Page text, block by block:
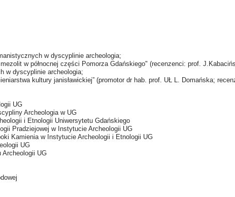
w dyscyplinie archeologia;
w północnej części Pomorza Gdańskiego" (recenzenci: prof.
w dyscyplinie archeologia;
kultury janisławickiej” (promotor dr hab. prof. UŁ L. Domańska;
UG
Archeologia w UG
i Etnologii Uniwersytetu Gdańskiego
Pradziejowej w Instytucie Archeologii UG
Kamienia w Instytucie Archeologii i Etnologii UG
UG
Archeologii UG